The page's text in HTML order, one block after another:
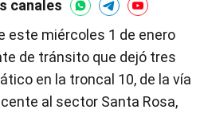
canales
este miércoles 1 de enero
de tránsito que dejó tres
en la troncal 10, de la vía
al sector Santa Rosa,